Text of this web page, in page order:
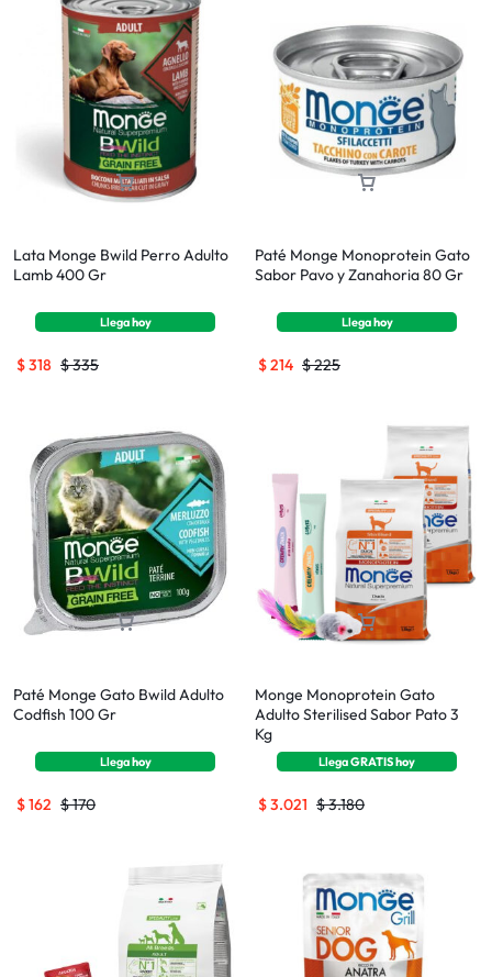
Lata Monge Bwild Perro Adulto
Lamb 400 Gr
Llegahoy
$335
$318
Paté Monge Monoprotein Gato
Sabor Pavo y Zanahoria 80 Gr
Llegahoy
$225
$214
Paté Monge Gato Bwild Adulto
Codfish 100 Gr
Llegahoy
$170
$162
Monge Monoprotein Gato
Adulto Sterilised Sabor Pato 3
Kg
LlegaGRATIShoy
$3.180
$3.021